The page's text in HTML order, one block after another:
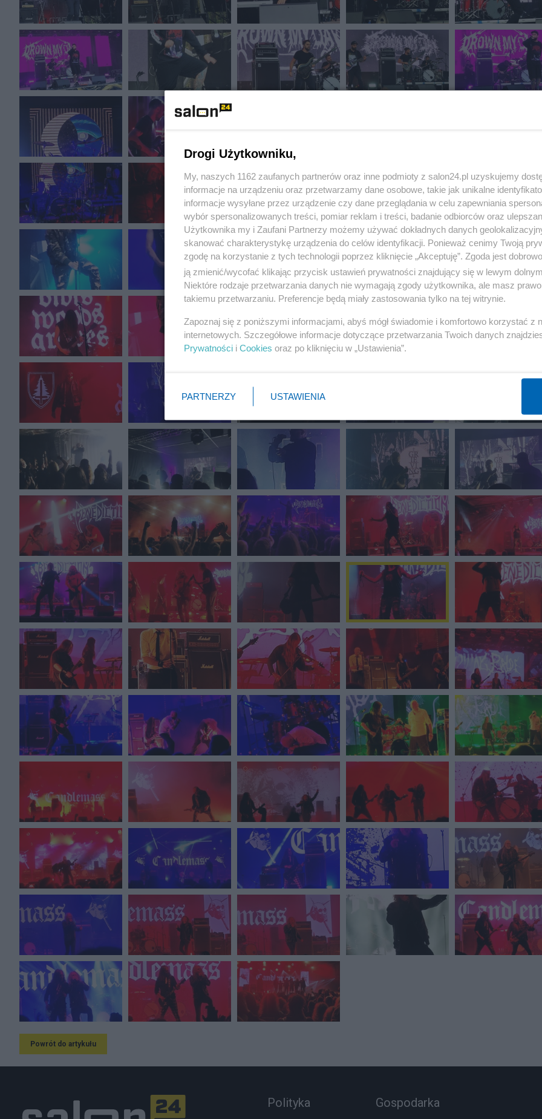
Powrót do artykułu
Polityka Gospodarka
Drogi Użytkowniku,
My, naszych 1162 zaufanych partnerów oraz inne podmioty z salon24.pl uzyskujemy
informacje na urządzeniu oraz przetwarzamy dane osobowe, takie jak unikalne
informacje wysyłane przez urządzenie czy dane przeglądania w celu zapewniania
wybór spersonalizowanych treści, pomiar reklam i treści, badanie odbiorców oraz
Użytkownika my i Zaufani Partnerzy możemy używać dokładnych danych
skanować charakterystykę urządzenia do celów identyfikacji. Ponieważ cenimy Twoją
zgodę na korzystanie z tych technologii poprzez kliknięcie „Akceptuję”. Zgoda jest
ją zmienić/wycofać klikając przycisk ustawień prywatności znajdujący się w lewym
Niektóre rodzaje przetwarzania danych nie wymagają zgody użytkownika, ale masz
takiemu przetwarzaniu. Preferencje będą miały zastosowania tylko na tej witrynie.
Zapoznaj się z poniższymi informacjami, abyś mógł świadomie i komfortowo korzystać z
internetowych. Szczegółowe informacje dotyczące przetwarzania Twoich danych
Prywatności i Cookies oraz po kliknięciu w „Ustawienia”.
PARTNERZY USTAWIENIA